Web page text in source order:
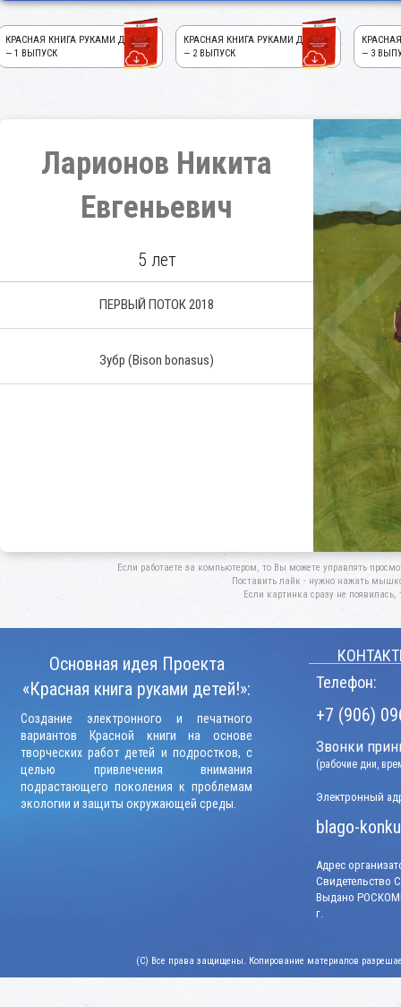
КРАСНАЯ КНИГА РУКАМИ ДЕТЕЙ!
— 1 ВЫПУСК
КРАСНАЯ КНИГА РУКАМИ ДЕТЕЙ!
— 2 ВЫПУСК
— 3
Ларионов Никита
Евгеньевич
5 лет
ПЕРВЫЙ ПОТОК 2018
Зубр (Bison bonasus)
Если работаете за компьютером, то Вы можете управлять
Поставить лайк - нужно нажать
Если картинка сразу не появилась,
Основная идея Проекта
«Красная книга руками детей!»:
Создание электронного и печатного
вариантов Красной книги на основе
творческих работ детей и подростков, с
целью привлечения внимания
подрастающего поколения к проблемам
экологии и защиты окружающей среды.
Телефон:
+7 (906)
Звонки
(рабочие дни,
Электронный
blago-
Адрес
Свидетельство
Выдано
г.
(C) Все права защищены. Копирование материалов